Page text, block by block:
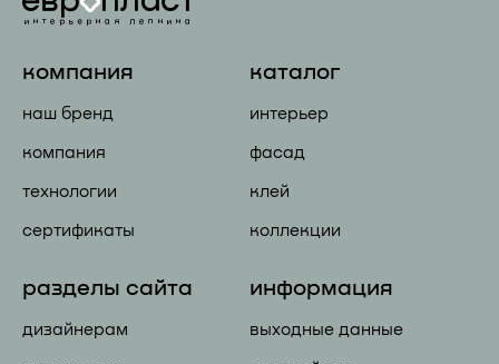
компания
наш бренд
компания
технологии
сертификаты
каталог
интерьер
фасад
клей
коллекции
разделы сайта
дизайнерам
информация
выходные данные